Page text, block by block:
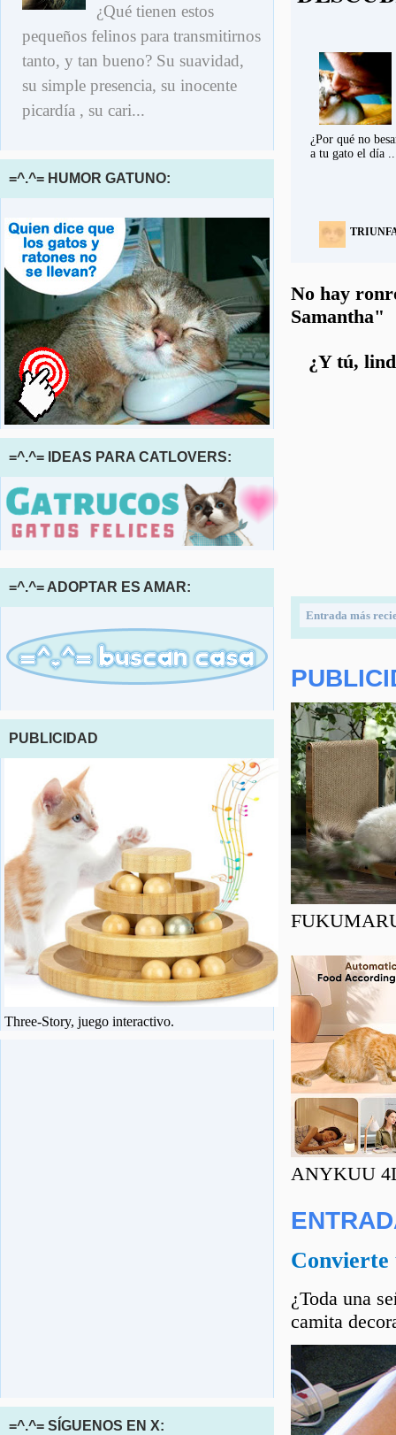
¿Por qué no
a tu gato el día
No hay
Samantha"
¿Y tú,
Entrada más
ANYKUU
Convierte
¿Toda una
camita
¿Qué tienen estos
pequeños felinos para transmitirnos
tanto, y tan bueno? Su suavidad,
su simple presencia, su inocente
picardía , su cari...
=^.^= HUMOR GATUNO:
=^.^= IDEAS PARA CATLOVERS:
=^.^= ADOPTAR ES AMAR:
PUBLICIDAD
Three-Story, juego interactivo.
=^.^= SÍGUENOS EN X: